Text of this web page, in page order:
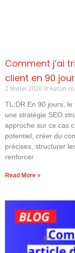
Comment j’ai
client en 90
2 février 2026 Aucun
TL;DR En 90 jours, le
une stratégie SEO
approche sur ce cas
potentiel, créer du
précises, structurer
renforcer
Read More »